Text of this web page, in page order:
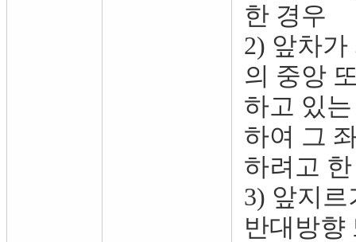
한 경우
2) 앞차
의 중앙
하고 있
하여 그
하려고
3) 앞지
반대방향